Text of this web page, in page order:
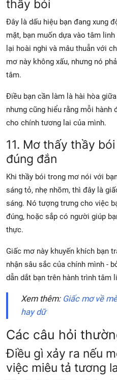
thầy bói
Đây là dấu hiệu bạn đang xung
mặt, bạn muốn dựa vào tâm
lại hoài nghi và mâu thuẫn với
mơ này không xấu, nhưng nó
tâm.
Điều bạn cần làm là hài hòa
nhưng cũng hiểu rằng mỗi hành
cho chính tương lai của mình.
11. Mơ thấy thầy
đúng đắn
Khi thầy bói trong mơ nói với
sáng tỏ, nhẹ nhõm, thì đây là
sáng. Nó tượng trưng cho việc
đúng, hoặc sắp có người giúp
thực.
Giấc mơ này khuyến khích bạn
nhận sâu sắc của chính mình -
dẫn dắt bạn trên hành trình tâm
Xem thêm: Giấc mơ về
hay dữ
Các câu hỏi
Điều gì xảy ra nếu
việc miêu tả tương